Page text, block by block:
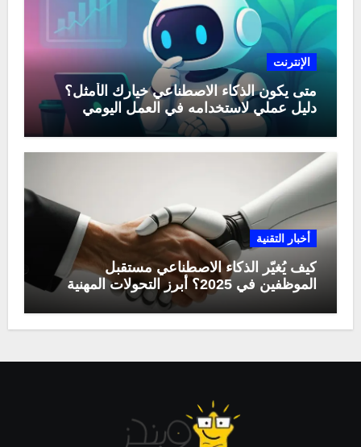
الإنترنت
متى يكون الذكاء الاصطناعي خيارك الأمثل؟
دليل عملي لاستخدامه في العمل اليومي
أخبار التقنية
كيف يُغيّر الذكاء الاصطناعي مستقبل
الموظفين في 2025؟ أبرز التحولات المهنية